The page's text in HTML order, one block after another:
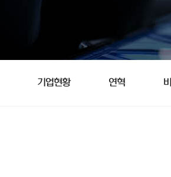
기업현황 연혁